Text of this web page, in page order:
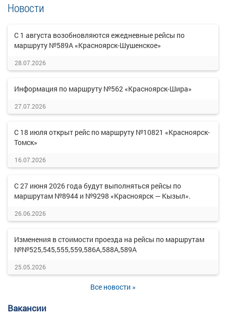
Новости
С 1 августа возобновляются ежедневные рейсы по
маршруту №589А «Красноярск-Шушенское»
28.07.2026
Информация по маршруту №562 «Красноярск-Шира»
27.07.2026
С 18 июля открыт рейс по маршруту №10821 «Красноярск-
Томск»
16.07.2026
С 27 июня 2026 года будут выполняться рейсы по
маршрутам №8944 и №9298 «Красноярск — Кызыл».
26.06.2026
Изменения в стоимости проезда на рейсы по маршрутам
№№525,545,555,559,586А,588А,589А
25.05.2026
Все новости »
Вакансии